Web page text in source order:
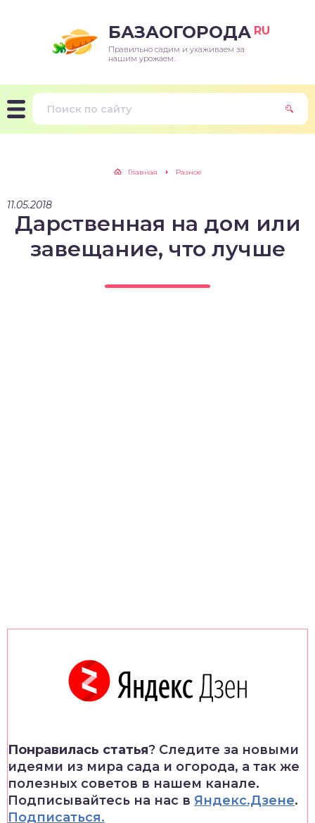
БАЗАОГОРОДА RU
Правильно садим и ухаживаем за
нашим урожаем.
Главная Разное
11.05.2018
Дарственная на дом или
завещание, что лучше
Понравилась статья? Следите за новыми
идеями из мира сада и огорода, а так же
полезных советов в нашем канале.
Подписывайтесь на нас в Яндекс.Дзене.
Подписаться.